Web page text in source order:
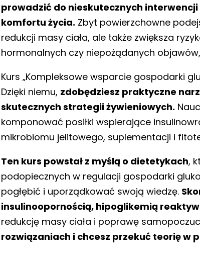
prowadzić do nieskutecznych
komfortu życia. Zbyt powierzchowne
redukcji masy ciała, ale także zwiększa
hormonalnych czy niepożądanych
Kurs „Kompleksowe wsparcie gospodarki
Dzięki niemu, zdobędziesz praktyczne
skutecznych strategii żywieniowych.
komponować posiłki wspierające
mikrobiomu jelitowego, suplementacji i
Ten kurs powstał z myślą o dietetykach,
podopiecznych w regulacji gospodarki
pogłębić i uporządkować swoją wiedzę.
insulinoopornością, hipoglikemią
redukcję masy ciała i poprawę
rozwiązaniach i chcesz przekuć teorię w